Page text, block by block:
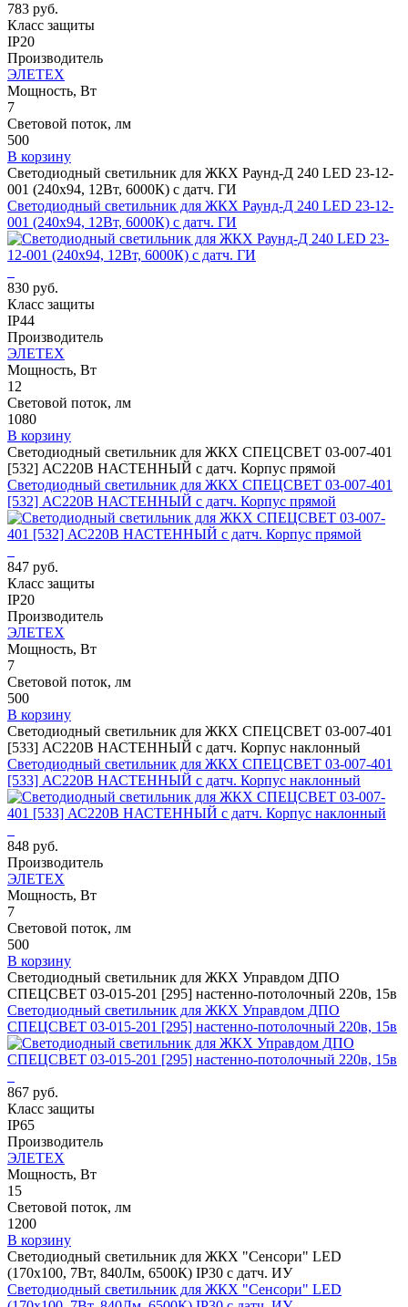
783 руб.
Класс защиты
IP20
Производитель
ЭЛЕТЕХ
Мощность, Вт
7
Световой поток, лм
500
В корзину
Светодиодный светильник для ЖКХ Раунд-Д 240 LED 23-12-
001 (240х94, 12Вт, 6000К) с датч. ГИ
Светодиодный светильник для ЖКХ Раунд-Д 240 LED 23-12-
001 (240х94, 12Вт, 6000К) с датч. ГИ
830 руб.
Класс защиты
IP44
Производитель
ЭЛЕТЕХ
Мощность, Вт
12
Световой поток, лм
1080
В корзину
Светодиодный светильник для ЖКХ СПЕЦСВЕТ 03-007-401
[532] АС220В НАСТЕННЫЙ с датч. Корпус прямой
Светодиодный светильник для ЖКХ СПЕЦСВЕТ 03-007-401
[532] АС220В НАСТЕННЫЙ с датч. Корпус прямой
847 руб.
Класс защиты
IP20
Производитель
ЭЛЕТЕХ
Мощность, Вт
7
Световой поток, лм
500
В корзину
Светодиодный светильник для ЖКХ СПЕЦСВЕТ 03-007-401
[533] АС220В НАСТЕННЫЙ с датч. Корпус наклонный
Светодиодный светильник для ЖКХ СПЕЦСВЕТ 03-007-401
[533] АС220В НАСТЕННЫЙ с датч. Корпус наклонный
848 руб.
Производитель
ЭЛЕТЕХ
Мощность, Вт
7
Световой поток, лм
500
В корзину
Светодиодный светильник для ЖКХ Управдом ДПО
СПЕЦСВЕТ 03-015-201 [295] настенно-потолочный 220в, 15в
Светодиодный светильник для ЖКХ Управдом ДПО
СПЕЦСВЕТ 03-015-201 [295] настенно-потолочный 220в, 15в
867 руб.
Класс защиты
IP65
Производитель
ЭЛЕТЕХ
Мощность, Вт
15
Световой поток, лм
1200
В корзину
Светодиодный светильник для ЖКХ "Сенсори" LED
(170х100, 7Вт, 840Лм, 6500К) IP30 с датч. ИУ
Светодиодный светильник для ЖКХ "Сенсори" LED